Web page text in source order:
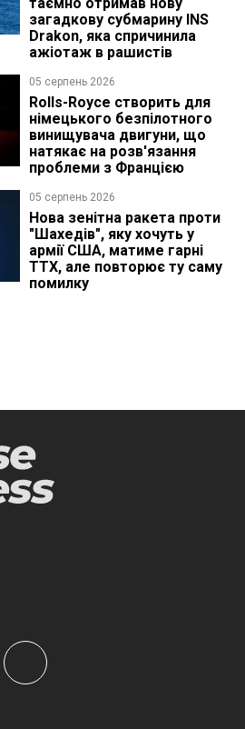
загадкову субмарину INS
Drakon, яка спричинила
ажіотаж в рашистів
05 серпень 2026
Rolls-Royce створить для
німецького безпілотного
винищувача двигуни, що
натякає на розв'язання
проблеми з Францією
05 серпень 2026
Нова зенітна ракета проти
"Шахедів", яку хочуть у
армії США, матиме гарні
ТТХ, але повторює ту саму
помилку